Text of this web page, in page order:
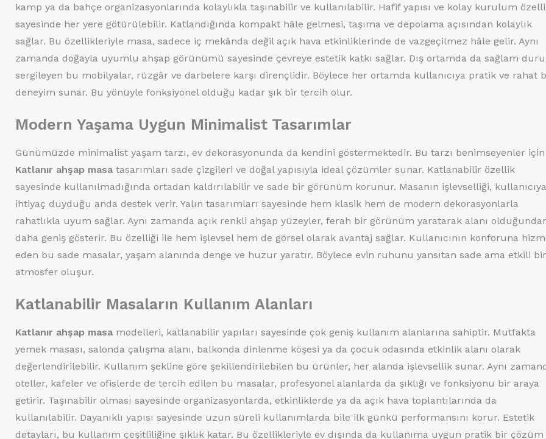
kamp ya da bahçe organizasyonlarında kolaylıkla taşınabilir ve kullanılabilir. Hafif yapısı ve kolay kurulum
sayesinde her yere götürülebilir. Katlandığında kompakt hâle gelmesi, taşıma ve depolama açısından kolaylık
sağlar. Bu özellikleriyle masa, sadece iç mekânda değil açık hava etkinliklerinde de vazgeçilmez hâle gelir. Aynı
zamanda doğayla uyumlu ahşap görünümü sayesinde çevreye estetik katkı sağlar. Dış ortamda da sağlam
sergileyen bu mobilyalar, rüzgâr ve darbelere karşı dirençlidir. Böylece her ortamda kullanıcıya pratik ve rahat
deneyim sunar. Bu yönüyle fonksiyonel olduğu kadar şık bir tercih olur.
Modern Yaşama Uygun Minimalist Tasarımlar
Günümüzde minimalist yaşam tarzı, ev dekorasyonunda da kendini göstermektedir. Bu tarzı benimseyenler için
Katlanır ahşap masa tasarımları sade çizgileri ve doğal yapısıyla ideal çözümler sunar. Katlanabilir özellik
sayesinde kullanılmadığında ortadan kaldırılabilir ve sade bir görünüm korunur. Masanın işlevselliği, kullanıcıya
ihtiyaç duyduğu anda destek verir. Yalın tasarımları sayesinde hem klasik hem de modern dekorasyonlarla
rahatlıkla uyum sağlar. Aynı zamanda açık renkli ahşap yüzeyler, ferah bir görünüm yaratarak alanı
daha geniş gösterir. Bu özelliği ile hem işlevsel hem de görsel olarak avantaj sağlar. Kullanıcının konforuna
eden bu sade masalar, yaşam alanında denge ve huzur yaratır. Böylece evin ruhunu yansıtan sade ama etkili bir
atmosfer oluşur.
Katlanabilir Masaların Kullanım Alanları
Katlanır ahşap masa modelleri, katlanabilir yapıları sayesinde çok geniş kullanım alanlarına sahiptir. Mutfakta
yemek masası, salonda çalışma alanı, balkonda dinlenme köşesi ya da çocuk odasında etkinlik alanı olarak
değerlendirilebilir. Kullanım şekline göre şekillendirilebilen bu ürünler, her alanda işlevsellik sunar. Aynı
oteller, kafeler ve ofislerde de tercih edilen bu masalar, profesyonel alanlarda da şıklığı ve fonksiyonu bir araya
getirir. Taşınabilir olması sayesinde organizasyonlarda, etkinliklerde ya da açık hava toplantılarında da
kullanılabilir. Dayanıklı yapısı sayesinde uzun süreli kullanımlarda bile ilk günkü performansını korur. Estetik
detayları, bu kullanım çeşitliliğine şıklık katar. Bu özellikleriyle ev dışında da kullanıma uygun pratik bir çözüm